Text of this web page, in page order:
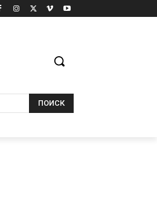
ПОИСК